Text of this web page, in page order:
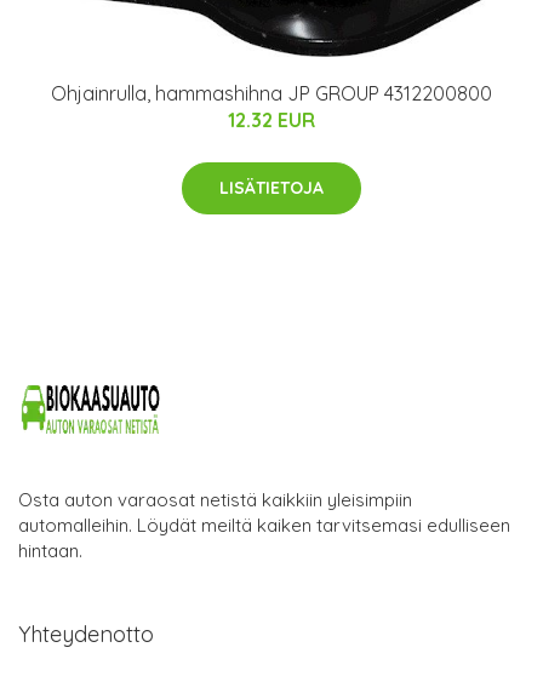
Ohjainrulla, hammashihna JP GROUP 4312200800
12.32 EUR
LISÄTIETOJA
Osta auton varaosat netistä kaikkiin yleisimpiin
automalleihin. Löydät meiltä kaiken tarvitsemasi edulliseen
hintaan.
Yhteydenotto